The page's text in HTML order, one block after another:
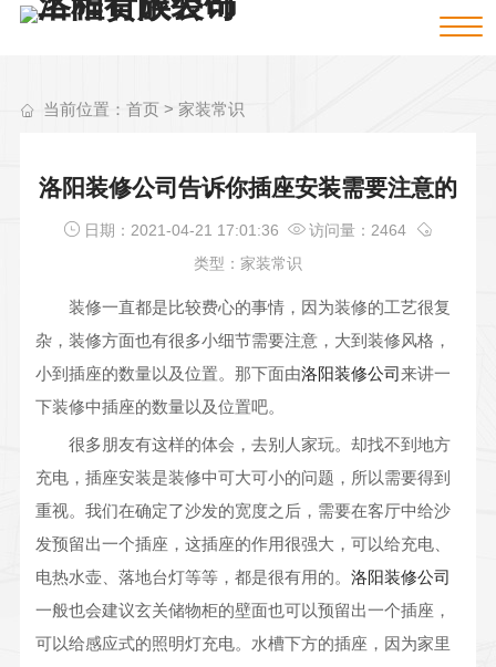
当前位置： 首页 > 家装常识
洛阳装修公司告诉你插座安装需要注意的
日期：2021-04-21 17:01:36
访问量：2464
类型：家装常识
装修一直都是比较费心的事情，因为装修的工艺很复
杂，装修方面也有很多小细节需要注意，大到装修风格，
小到插座的数量以及位置。那下面由洛阳装修公司来讲一
下装修中插座的数量以及位置吧。
很多朋友有这样的体会，去别人家玩。却找不到地方
充电，插座安装是装修中可大可小的问题，所以需要得到
重视。我们在确定了沙发的宽度之后，需要在客厅中给沙
发预留出一个插座，这插座的作用很强大，可以给充电、
电热水壶、落地台灯等等，都是很有用的。 洛阳装修公司
一般也会建议玄关储物柜的壁面也可以预留出一个插座，
可以给感应式的照明灯充电。水槽下方的插座，因为家里